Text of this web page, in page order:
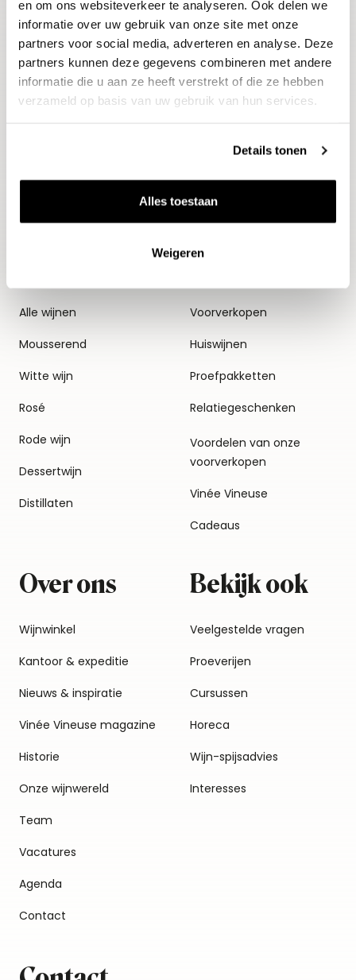
en om ons websiteverkeer te analyseren. Ook delen we
informatie over uw gebruik van onze site met onze
partners voor social media, adverteren en analyse. Deze
partners kunnen deze gegevens combineren met andere
informatie die u aan ze heeft verstrekt of die ze hebben
verzameld op basis van uw gebruik van hun services.
Details tonen
Alles toestaan
Weigeren
E-mailadres
Aanmelden
Alle wijnen
Mousserend
Witte wijn
Rosé
Rode wijn
Dessertwijn
Distillaten
Thema's
Voorverkopen
Huiswijnen
Proefpakketten
Relatiegeschenken
Voordelen van onze
voorverkopen
Vinée Vineuse
Cadeaus
Over ons
Wijnwinkel
Kantoor & expeditie
Nieuws & inspiratie
Vinée Vineuse magazine
Historie
Onze wijnwereld
Team
Vacatures
Agenda
Contact
Bekijk ook
Veelgestelde vragen
Proeverijen
Cursussen
Horeca
Wijn-spijsadvies
Interesses